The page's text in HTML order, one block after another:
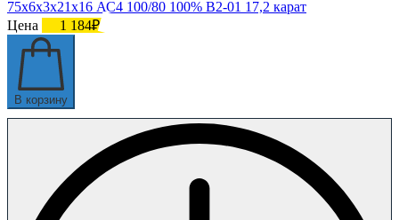
75х6х3х21х16 АС4 100/80 100% В2-01 17,2 карат
Цена
1 184₽
В корзину